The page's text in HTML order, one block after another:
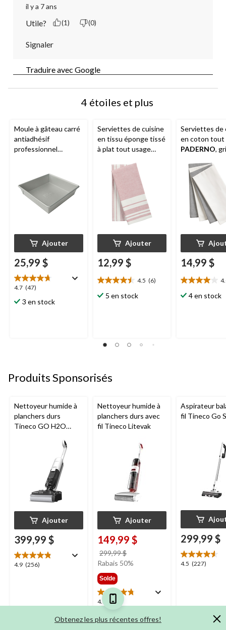
il y a 7 ans
Utile? (1) (0)
Signaler
Traduire avec Google
4 étoiles et plus
Moule à gâteau carré
antiadhésif
professionnel
Ajouter
25,99 $
4.7 (47)
4.7
étoile(s)
sur
3 en stock
Serviettes de cuisine
en tissu éponge tissé
à plat tout usage
paq. 2
Ajouter
12,99 $
4.5 (6)
4.5
étoile(s)
5 en stock
Serviettes de
en coton tout
PADERNO,
14,99 $
4.0
étoile(s)
4 en stock
Produits Sponsorisés
Nettoyeur humide à
planchers durs
Tineco GO H2O
Ajouter
399,99 $
4.9 (256)
4.9
256
Nettoyeur humide à
planchers durs avec
fil Tineco Litevak
Ajouter
149,99 $
299,99 $
était
Rabais 50%
Solde
4.8 (85)
4.8
sur
Aspirateur
fil Tineco Go
299,99 $
4.5 (227)
4.5
Obtenez les plus récentes offres!